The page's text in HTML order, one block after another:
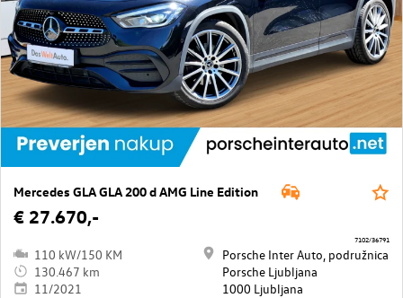
Mercedes GLA GLA 200 d AMG Line Edition
€ 27.670,-
110 kW/150 KM
130.467 km
11/2021
Porsche Inter Auto, podružnica
Porsche Ljubljana
1000 Ljubljana
7102/36791